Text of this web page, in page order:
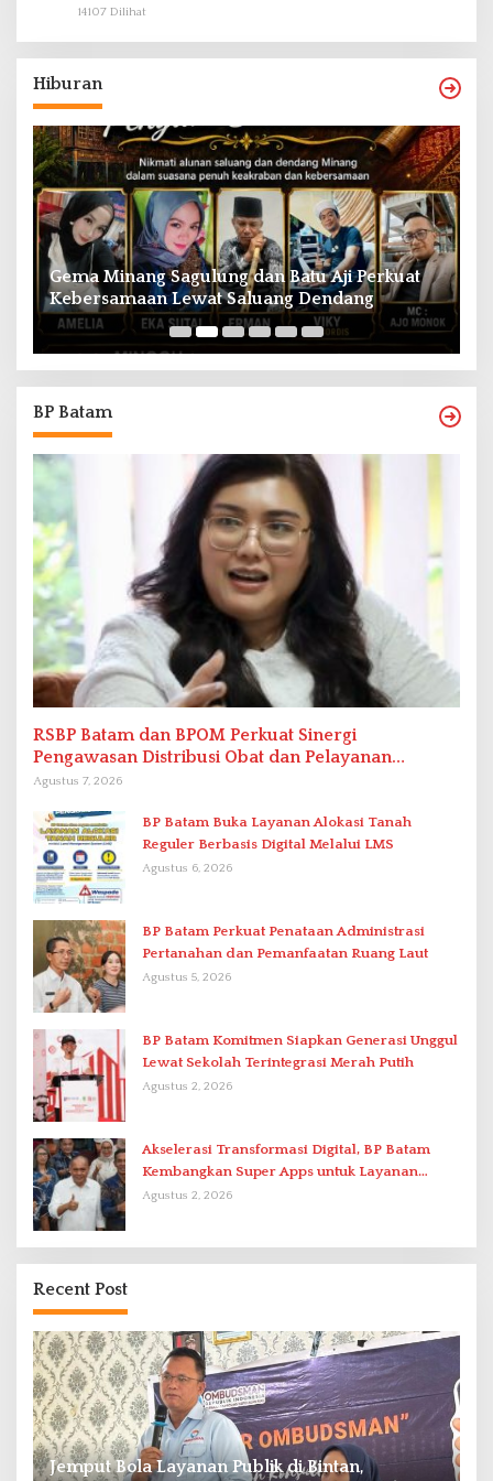
14107 Dilihat
Hiburan
Gema Minang Sagulung dan Batu Aji Perkuat
Kebersamaan Lewat Saluang Dendang
BP Batam
RSBP Batam dan BPOM Perkuat Sinergi
Pengawasan Distribusi Obat dan Pelayanan
Kefarmasian
Agustus 7, 2026
BP Batam Buka Layanan Alokasi Tanah
Reguler Berbasis Digital Melalui LMS
Agustus 6, 2026
BP Batam Perkuat Penataan Administrasi
Pertanahan dan Pemanfaatan Ruang Laut
Agustus 5, 2026
BP Batam Komitmen Siapkan Generasi Unggul
Lewat Sekolah Terintegrasi Merah Putih
Agustus 2, 2026
Akselerasi Transformasi Digital, BP Batam
Kembangkan Super Apps untuk Layanan
Terpadu
Agustus 2, 2026
Recent Post
Jemput Bola Layanan Publik di Bintan,